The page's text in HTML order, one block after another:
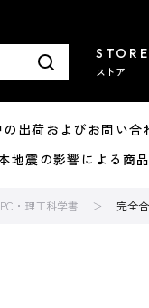
STORE
ストア
荷およびお問い合
震の影響による商
・理工科学書 完全